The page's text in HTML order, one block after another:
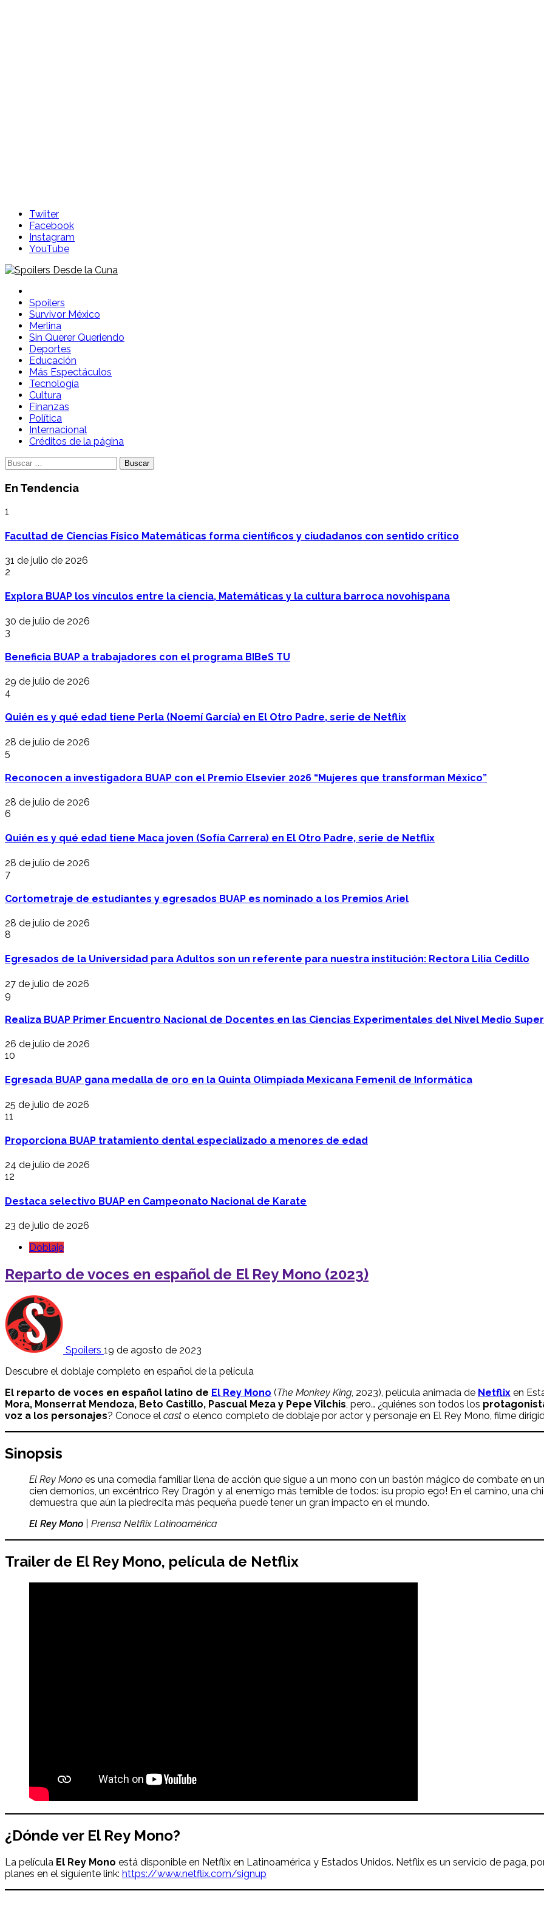
Twiiter
Facebook
Instagram
YouTube
Spoilers Desde la Cuna
Sitio con información sobre series, película, reality shows y telenovelas
Spoilers
Survivor México
Merlina
Sin Querer Queriendo
Deportes
Educación
Más Espectáculos
Tecnología
Cultura
Finanzas
Política
Internacional
Créditos de la página
Buscar:
En Tendencia
1
Facultad de Ciencias Físico Matemáticas forma científicos y ciudadanos con sentido crítico
31 de julio de 2026
2
Explora BUAP los vínculos entre la ciencia, Matemáticas y la cultura barroca novohispana
30 de julio de 2026
3
Beneficia BUAP a trabajadores con el programa BIBeS TU
29 de julio de 2026
4
Quién es y qué edad tiene Perla (Noemí García) en El Otro Padre, serie de Netflix
28 de julio de 2026
5
Reconocen a investigadora BUAP con el Premio Elsevier 2026 “Mujeres que transforman México”
28 de julio de 2026
6
Quién es y qué edad tiene Maca joven (Sofía Carrera) en El Otro Padre, serie de Netflix
28 de julio de 2026
7
Cortometraje de estudiantes y egresados BUAP es nominado a los Premios Ariel
28 de julio de 2026
8
Egresados de la Universidad para Adultos son un referente para nuestra institución: Rectora Lilia Cedillo
27 de julio de 2026
9
Realiza BUAP Primer Encuentro Nacional de Docentes en las Ciencias Experimentales del Nivel Medio
26 de julio de 2026
10
Egresada BUAP gana medalla de oro en la Quinta Olimpiada Mexicana Femenil de Informática
25 de julio de 2026
11
Proporciona BUAP tratamiento dental especializado a menores de edad
24 de julio de 2026
12
Destaca selectivo BUAP en Campeonato Nacional de Karate
23 de julio de 2026
Doblaje
Reparto de voces en español de El Rey Mono (2023)
Spoilers 19 de agosto de 2023
Descubre el doblaje completo en español de la película
El reparto de voces en español latino de El Rey Mono (The Monkey King , 2023), película animada de Netflix en
Mora, Monserrat Mendoza, Beto Castillo, Pascual Meza y Pepe Vilchis , pero… ¿quiénes son todos los
voz a los personajes? Conoce el cast o elenco completo de doblaje por actor y personaje en El Rey Mono, filme
Sinopsis
El Rey Mono es una comedia familiar llena de acción que sigue a un mono con un bastón mágico de combate en
cien demonios, un excéntrico Rey Dragón y al enemigo más temible de todos: ¡su propio ego! En el camino, una
demuestra que aún la piedrecita más pequeña puede tener un gran impacto en el mundo.
El Rey Mono | Prensa Netflix Latinoamérica
Trailer de El Rey Mono, película de Netflix
¿Dónde ver El Rey Mono?
La película El Rey Mono está disponible en Netflix en Latinoamérica y Estados Unidos. Netflix es un servicio de paga,
planes en el siguiente link: https://www.netflix.com/signup